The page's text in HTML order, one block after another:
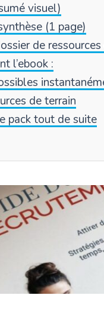
visuel)
(1 page)
de
l’ebook :
de terrain
pack tout de suite